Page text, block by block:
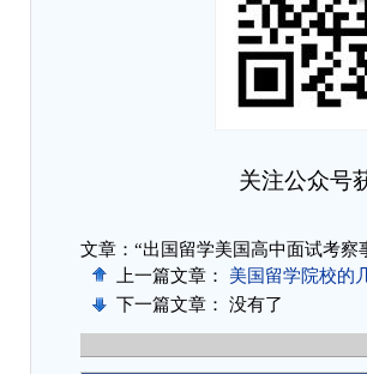
关注公众号
文章：“出国留学美国高中面试考察
上一篇文章： 美国留学院校的
下一篇文章： 没有了